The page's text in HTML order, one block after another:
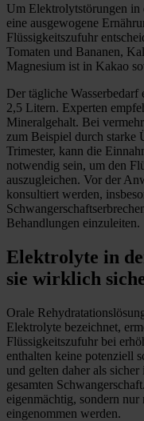
Um Elektrolytstörungen in
eine ausgewogene
Flüssigkeitszufuhr
Tomaten und Bananen,
Magnesium ist in Kakao
Der tägliche
2,5 Litern. Experten
Mineralgehalt. Bei
zum Beispiel durch starke
Trimester, kann die
notwendig sein, um den
auszugleichen. Vor der
konsultiert werden,
Behandlungen einzuleiten.
Elektrolyte in
sie wirklich
Orale
Elektrolyte bezeichnet,
Flüssigkeitszufuhr bei
enthalten keine potenziell
und gelten daher als
gesamten
eigenmächtig, sondern
eingenommen werden.